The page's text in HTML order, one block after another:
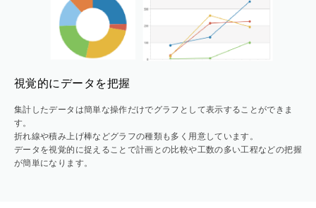
視覚的にデータを把握
集計したデータは簡単な操作だけでグラフとして表示することができま
す。
折れ線や積み上げ棒などグラフの種類も多く用意しています。
データを視覚的に捉えることで計画との比較や工数の多い工程などの把握
が簡単になります。